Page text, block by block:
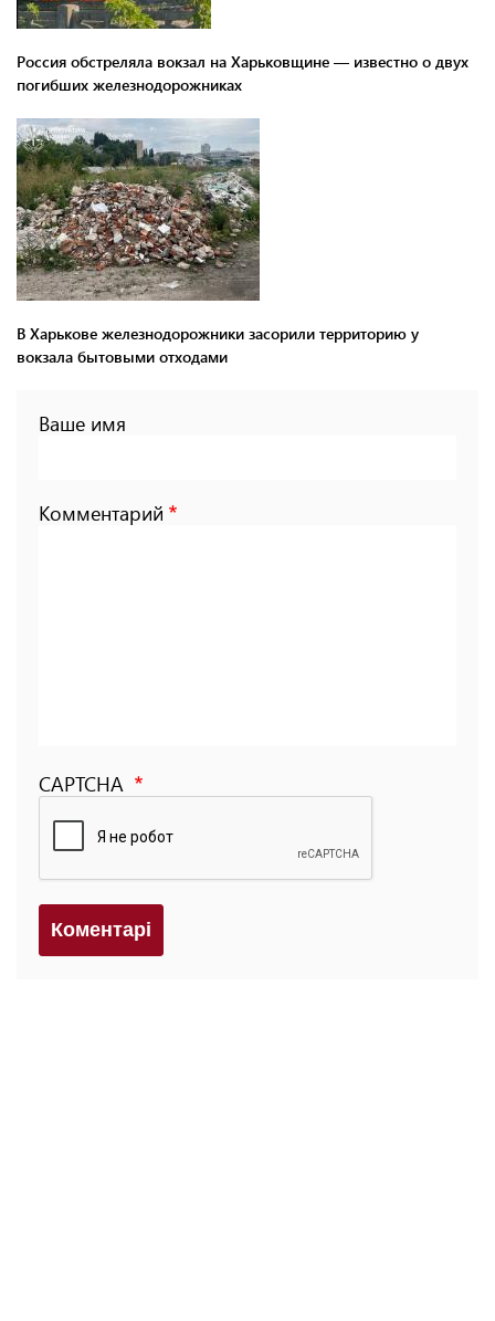
Россия обстреляла вокзал на Харьковщине — известно о двух
погибших железнодорожниках
В Харькове железнодорожники засорили территорию у
вокзала бытовыми отходами
Ваше имя
Комментарий
CAPTCHA
Коментарi